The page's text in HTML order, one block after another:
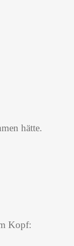
hätte.
Kopf: